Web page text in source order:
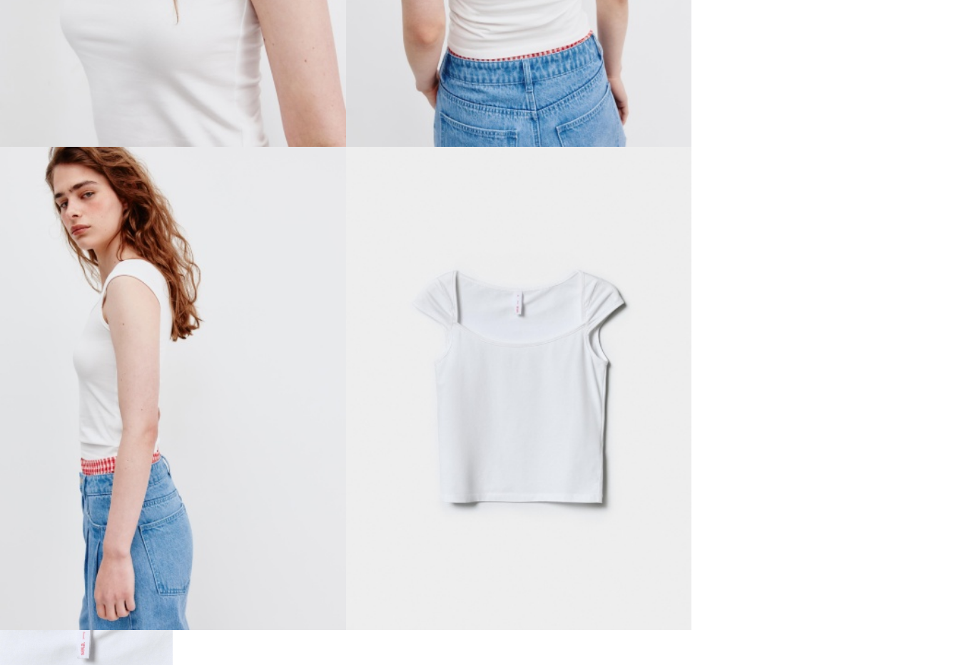
ОДЕЖДА
SELA × МАЛЕНЬКИЙ ПРИНЦ
новое
SELA × ЧЕБУРАШКА
SELA × СОЮЗМУЛЬТФИЛЬМ
SELA.PREMIUM
ДЕНИМ
СКОРО В ПРОДАЖЕ
РАСПРОДАЖА ДО -60%
ПОДАРОЧНЫЕ СЕРТИФИКАТЫ
СКАНДИНАВСКОЕ ДЕТСТВО
ЛЕГКО ГЛАДИТЬ
только онлайн
ПОДАРОЧНЫЕ СЕРТИФИКАТЫ
КУПАЛЬНЫЙ СЕЗОН
ЛЕТНЯЯ БЕЗМЯТЕЖНОСТЬ
АРОМАТЫ ДЛЯ ДОМА